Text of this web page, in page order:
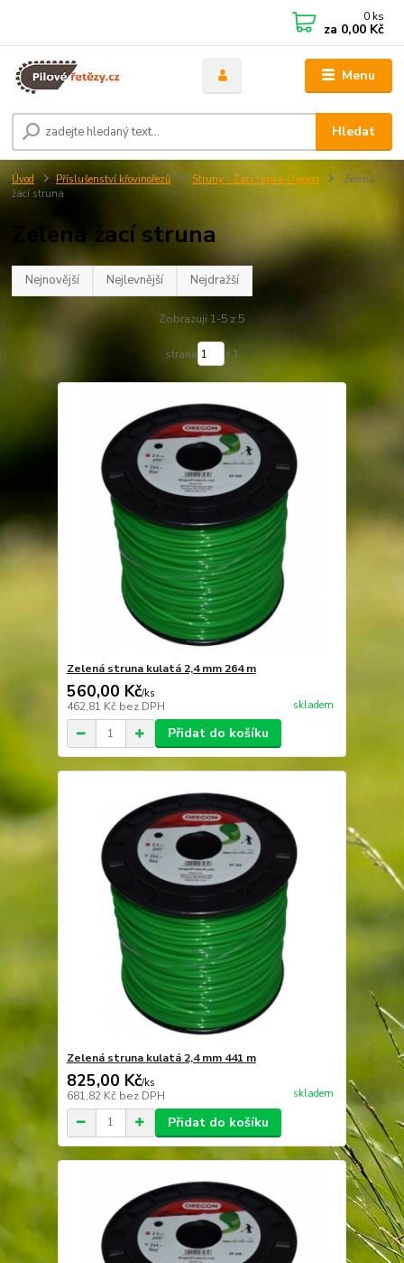
Menu
Hledat
0 ks
za 0,00 Kč
Úvod Příslušenství křovinořezů Struny - Žací lanka Oregon
Zelená
žací struna
Zelená žací struna
Nejnovější Nejlevnější Nejdražší
Zobrazuji 1-5 z 5
strana z 1
Zelená struna kulatá 2,4 mm 264 m
560,00 Kč/ks
462,81 Kč bez DPH skladem
Přidat do košíku
Zelená struna kulatá 2,4 mm 441 m
825,00 Kč/ks
681,82 Kč bez DPH skladem
Přidat do košíku